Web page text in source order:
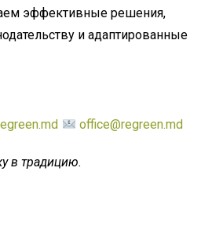
эффективные решения,
и адаптированные
office@regreen.md
в традицию.